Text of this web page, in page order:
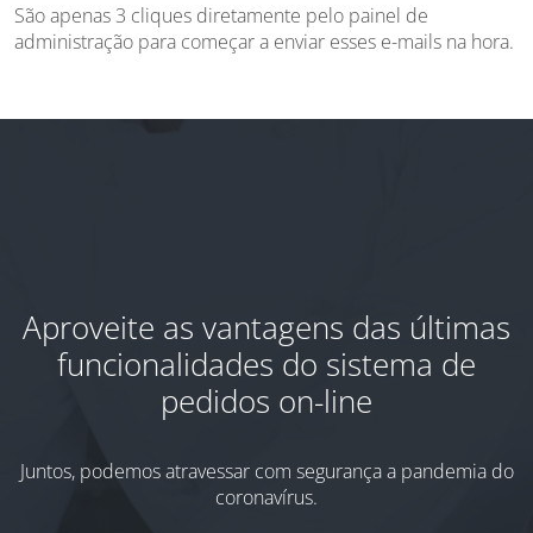
São apenas 3 cliques diretamente pelo painel de
administração para começar a enviar esses e-mails na hora.
Aproveite as vantagens das últimas
funcionalidades do sistema de
pedidos on-line
Juntos, podemos atravessar com segurança a pandemia do
coronavírus.